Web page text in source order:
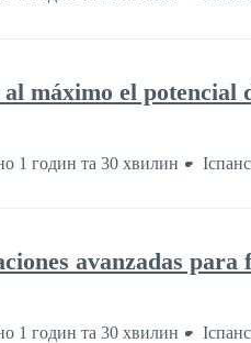
máximo el potencial
1 годин та 30 хвилин
avanzadas
1 годин та 30 хвилин